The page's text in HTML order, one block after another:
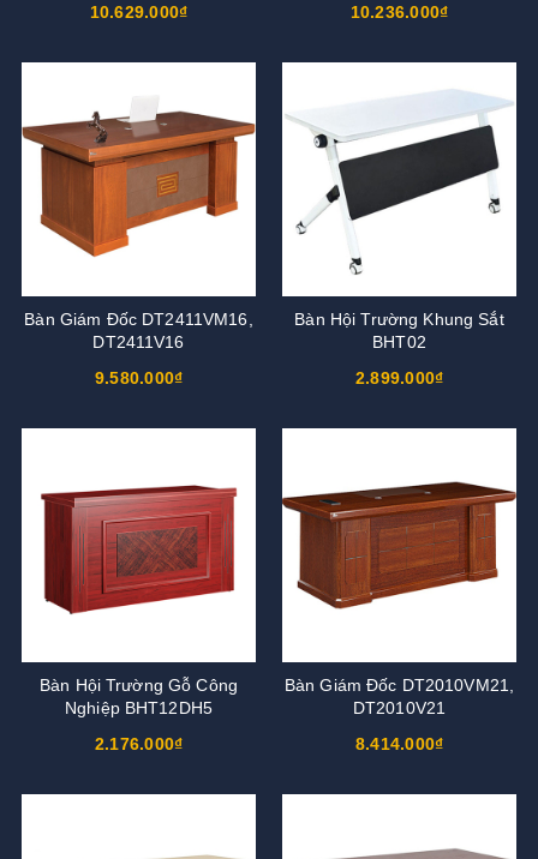
10.629.000₫
10.236.000₫
Bàn Giám Đốc DT2411VM16,
DT2411V16
9.580.000₫
Bàn Hội Trường Khung Sắt
BHT02
2.899.000₫
Bàn Hội Trường Gỗ Công
Nghiệp BHT12DH5
2.176.000₫
Bàn Giám Đốc DT2010VM21,
DT2010V21
8.414.000₫